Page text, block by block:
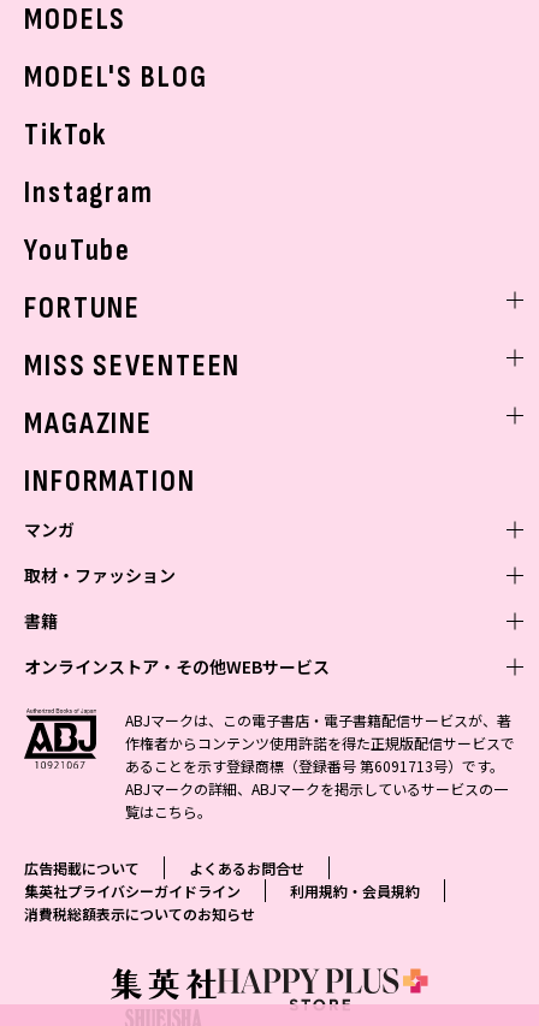
モデルの購入品
MODELS
MODEL'S BLOG
TikTok
Instagram
YouTube
FORTUNE
MISS SEVENTEEN
MAGAZINE
INFORMATION
マンガ
少年マンガ
Vジャンプ
最強ジャンプ
少年ジャンプ+
ジャンプTOON
ジャンプルーキー！
S-MANGA
集英社コミック文庫
青年マンガ
ZEBRACK
S-MANGA
集英社ジャンプリミックス
週刊ヤングジャンプ
ヤングジャンプ定期購読デジタル
となりのヤングジャンプ
グランドジャンプ
少女マンガ
ZEBRACK
S-MANGA
集英社コミック文庫
マーガレット
別冊マーガレット
リマコミ
女性マンガ
ジャンプTOON
集英社コミック文庫
マンガMee公式サイト
リマコミ
取材・ファッション
ファッション・美容
BAILA
MAQUIA
eclat
T JAPAN
MEN'S NON-NO
芸能・情報・スポーツ
週プレNEWS
週プレ グラジャパ!
書籍
文芸・文庫・総合
小説すばる
集英社 文芸ステーション
web 集英社文庫
アジア人物史
学芸・ノンフィクション・新書
1日5分で、明日は変わる よみタイ yomitai
集英社学芸部 - 学芸・ノンフィクション
集英社ビジネス書
集英社新書プラス - 知の水先案内人
kotoba
情報・知識＆オピニオン imidas
ライトノベル・ノベライズ
集英社オレンジ文庫
JUMP j-BOOKS
ダッシュエックス文庫公式サイト
集英社Webマガジン コバルト
集英社の児童図書 S-KIDS.LAND
オンラインストア・その他WEBサービス
オンラインストア
OTO
SHUEISHA MANGA-ART HERITAGE
ジャンプキャラクターズストア
HAPPY PLUS STORE
SHUEISHA VOX
LEEマルシェ
eclat premium
その他WEBサービス
集英社アドナビ
集英社エディターズ・ラボ
ABJマークは、この電子書店・電子書籍配信サービスが、著
作権者からコンテンツ使用許諾を得た正規版配信サービスで
あることを示す登録商標（登録番号 第6091713号）です。
ABJマークの詳細、ABJマークを掲示しているサービスの一
覧はこちら。
広告掲載について
よくあるお問合せ
集英社プライバシーガイドライン
利用規約・会員規約
消費税総額表示についてのお知らせ